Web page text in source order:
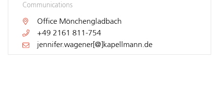
Communications
Office Mönchengladbach
+49 2161 811-754
jennifer.wagener[@]kapellmann.de